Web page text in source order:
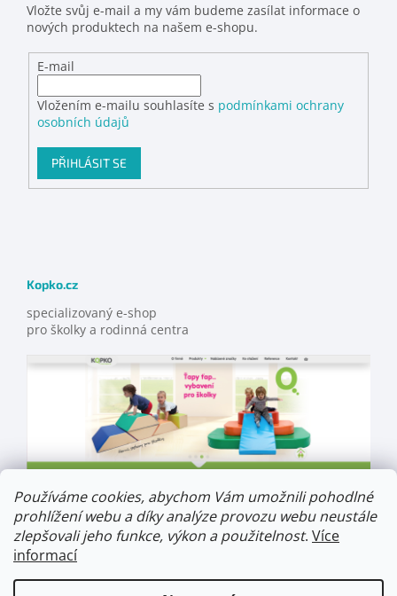
Používáme cookies, abychom Vám umožnili pohodlné
prohlížení webu a díky analýze provozu webu neustále
zlepšovali jeho funkce, výkon a použitelnost. Více
informací
Vložte svůj e-mail a my vám budeme zasílat informace o
nových produktech na našem e-shopu.
E-mail
Vložením e-mailu souhlasíte s podmínkami ochrany
osobních údajů
PŘIHLÁSIT SE
Kopko.cz
specializovaný e-shop
pro školky a rodinná centra